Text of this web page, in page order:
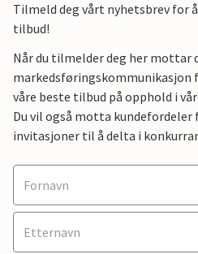
Tilmeld deg vårt nyhetsbrev for
tilbud!
Når du tilmelder deg her mottar
markedsføringskommunikasjon
våre beste tilbud på opphold i
Du vil også motta kundefordeler
invitasjoner til å delta i